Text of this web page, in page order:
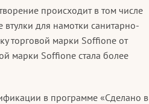
происходит в том числе
для намотки санитарно-
торговой марки Soffione от
марки Soffione стала более
в программе «Сделано в